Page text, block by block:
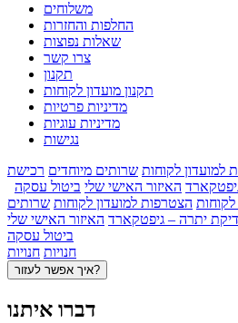
משלוחים
החלפות והחזרות
שאלות נפוצות
צרו קשר
תקנון
תקנון מועדון לקוחות
מדיניות פרטיות
מדיניות עוגיות
נגישות
למועדון לקוחות שרותים מיוחדים רכישת
האיזור האישי שלי ביטול עסקה
לקוחות הצטרפות למועדון לקוחות שרותים
יתרה – גיפטקארד האיזור האישי שלי
ביטול עסקה
חנויות חנויות
איך אפשר לעזור?
דברו איתנו